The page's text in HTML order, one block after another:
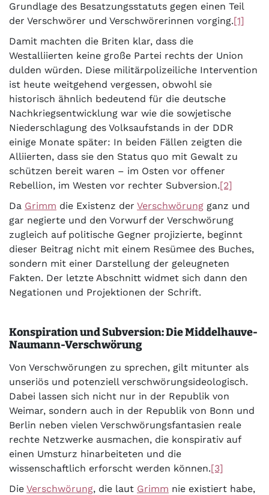
Grundlage des Besatzungsstatuts gegen einen Teil
der Verschwörer und Verschwörerinnen vorging.[1]
Damit machten die Briten klar, dass die
Westalliierten keine große Partei rechts der Union
dulden würden. Diese militärpolizeiliche Intervention
ist heute weitgehend vergessen, obwohl sie
historisch ähnlich bedeutend für die deutsche
Nachkriegsentwicklung war wie die sowjetische
Niederschlagung des Volksaufstands in der DDR
einige Monate später: In beiden Fällen zeigten die
Alliierten, dass sie den Status quo mit Gewalt zu
schützen bereit waren – im Osten vor offener
Rebellion, im Westen vor rechter Subversion.[2]
Da Grimm die Existenz der Verschwörung ganz und
gar negierte und den Vorwurf der Verschwörung
zugleich auf politische Gegner projizierte, beginnt
dieser Beitrag nicht mit einem Resümee des Buches,
sondern mit einer Darstellung der geleugneten
Fakten. Der letzte Abschnitt widmet sich dann den
Negationen und Projektionen der Schrift.
Konspiration und Subversion: Die Middelhauve-
Naumann-Verschwörung
Von Verschwörungen zu sprechen, gilt mitunter als
unseriös und potenziell verschwörungsideologisch.
Dabei lassen sich nicht nur in der Republik von
Weimar, sondern auch in der Republik von Bonn und
Berlin neben vielen Verschwörungsfantasien reale
rechte Netzwerke ausmachen, die konspirativ auf
einen Umsturz hinarbeiteten und die
wissenschaftlich erforscht werden können.[3]
Die Verschwörung, die laut Grimm nie existiert habe,